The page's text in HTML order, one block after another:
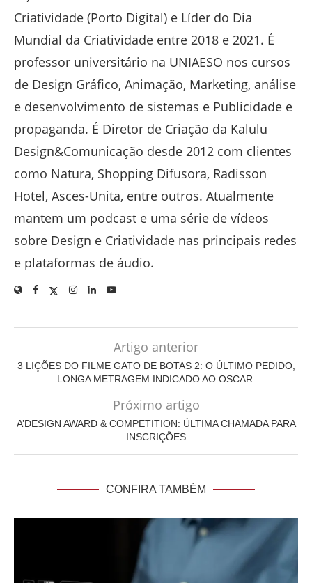
Criatividade (Porto Digital) e Líder do Dia
Mundial da Criatividade entre 2018 e 2021. É
professor universitário na UNIAESO nos cursos
de Design Gráfico, Animação, Marketing, análise
e desenvolvimento de sistemas e Publicidade e
propaganda. É Diretor de Criação da Kalulu
Design&Comunicação desde 2012 com clientes
como Natura, Shopping Difusora, Radisson
Hotel, Asces-Unita, entre outros. Atualmente
mantem um podcast e uma série de vídeos
sobre Design e Criatividade nas principais redes
e plataformas de áudio.
Artigo anterior
3 LIÇÕES DO FILME GATO DE BOTAS 2: O ÚLTIMO PEDIDO,
LONGA METRAGEM INDICADO AO OSCAR.
Próximo artigo
A’DESIGN AWARD & COMPETITION: ÚLTIMA CHAMADA PARA
INSCRIÇÕES
CONFIRA TAMBÉM